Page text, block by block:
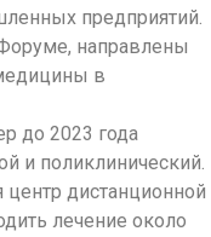
предприятий.
направлены
в
до 2023 года
и поликлинический.
центр дистанционной
лечение около